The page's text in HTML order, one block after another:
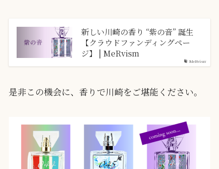
MeRvism
新しい川崎の香り “紫の音” 誕生
【クラウドファンディングペー
ジ】 | MeRvism
是非この機会に、香りで川崎をご堪能ください。